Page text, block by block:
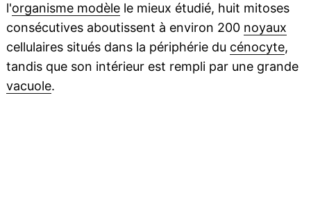
l'organisme modèlele mieux étudié, huit mitoses
consécutives aboutissent à environ 200 noyaux
cellulaires situés dans la périphérie du cénocyte,
tandis que son intérieur est rempli par une grande
vacuole.